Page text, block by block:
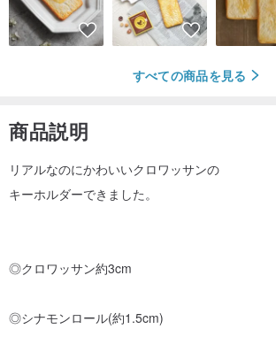
すべての商品を見る
商品説明
リアルなのにかわいいクロワッサンの
キーホルダーできました。
◎クロワッサン約3cm
◎シナモンロール(約1.5cm)